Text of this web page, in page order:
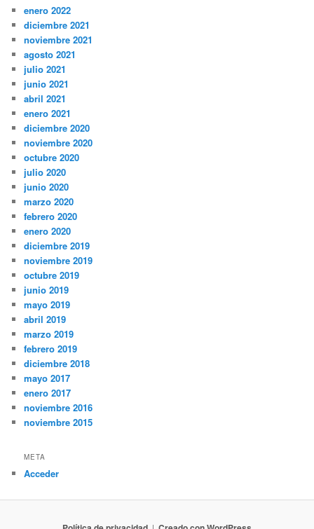
enero 2022
diciembre 2021
noviembre 2021
agosto 2021
julio 2021
junio 2021
abril 2021
enero 2021
diciembre 2020
noviembre 2020
octubre 2020
julio 2020
junio 2020
marzo 2020
febrero 2020
enero 2020
diciembre 2019
noviembre 2019
octubre 2019
junio 2019
mayo 2019
abril 2019
marzo 2019
febrero 2019
diciembre 2018
mayo 2017
enero 2017
noviembre 2016
noviembre 2015
META
Acceder